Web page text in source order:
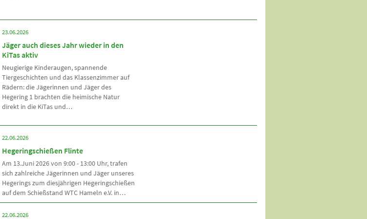
23.06.2026
Jäger auch dieses Jahr wieder in den
KiTas aktiv
Neugierige Kinderaugen, spannende
Tiergeschichten und das Klassenzimmer auf
Rädern: die Jägerinnen und Jäger des
Hegering 1 brachten die heimische Natur
direkt in die KiTas und…
22.06.2026
Hegeringschießen Flinte
Am 13.Juni 2026 von 9:00 - 13:00 Uhr, trafen
sich zahlreiche Jägerinnen und Jäger unseres
Hegerings zum diesjährigen Hegeringschießen
auf dem Schießstand WTC Hameln e.V. in…
22.06.2026